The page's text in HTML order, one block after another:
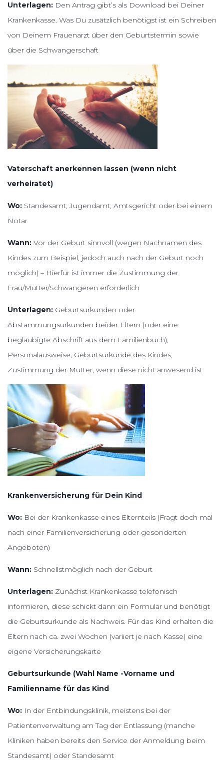
Unterlagen: Den Antrag gibt’s als Download bei Deiner
Krankenkasse. Was Du zusätzlich benötigst ist ein Schreiben
von Deinem Frauenarzt über den Geburtstermin sowie
über die Schwangerschaft
Vaterschaft anerkennen lassen (wenn nicht
verheiratet)
Wo: Standesamt, Jugendamt, Amtsgericht oder bei einem
Notar
Wann: Vor der Geburt sinnvoll (wegen Nachnamen des
Kindes zum Beispiel, jedoch auch nach der Geburt noch
möglich) – Hierfür ist immer die Zustimmung der
Frau/Mutter/Schwangeren erforderlich
Unterlagen: Geburtsurkunden oder
Abstammungsurkunden beider Eltern (oder eine
beglaubigte Abschrift aus dem Familienbuch),
Personalausweise, Geburtsurkunde des Kindes,
Zustimmung der Mutter, wenn diese nicht anwesend ist
Krankenversicherung für Dein Kind
Wo: Bei der Krankenkasse eines Elternteils (Fragt doch mal
nach einer Familienversicherung oder gesonderten
Angeboten)
Wann: Schnellstmöglich nach der Geburt
Unterlagen: Zunächst Krankenkasse telefonisch
informieren, diese schickt dann ein Formular und benötigt
die Geburtsurkunde als Nachweis. Für das Kind erhalten die
Eltern nach ca. zwei Wochen (variiert je nach Kasse) eine
eigene Versicherungskarte
Geburtsurkunde (Wahl Name -Vorname und
Familienname für das Kind
Wo: In der Entbindungsklinik, meistens bei der
Patientenverwaltung am Tag der Entlassung (manche
Kliniken haben bereits den Service der Anmeldung beim
Standesamt) oder Standesamt